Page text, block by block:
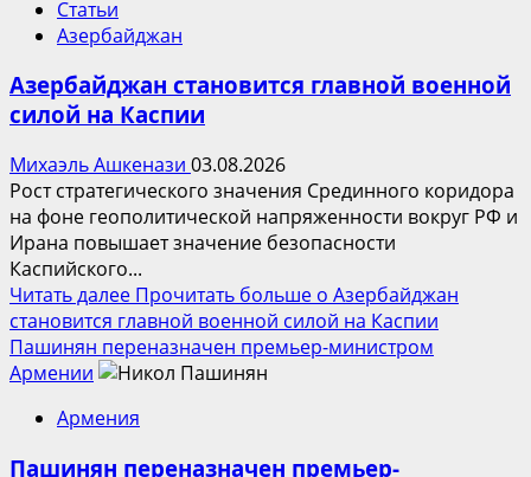
Статьи
Азербайджан
Азербайджан становится главной военной
силой на Каспии
Михаэль Ашкенази 03.08.2026
Рост стратегического значения Срединного коридора
на фоне геополитической напряженности вокруг РФ и
Ирана повышает значение безопасности
Каспийского...
Читать далее Прочитать больше о Азербайджан
становится главной военной силой на Каспии
Пашинян переназначен премьер-министром
Армении
Армения
Пашинян переназначен премьер-